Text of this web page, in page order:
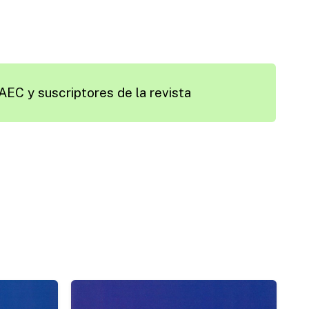
y suscriptores de la revista